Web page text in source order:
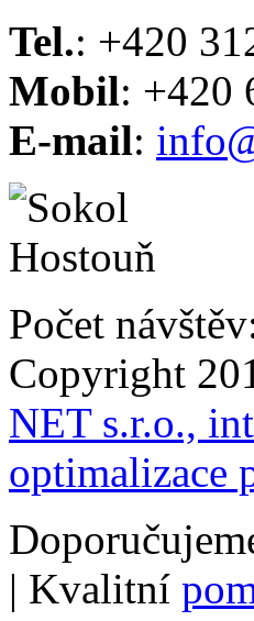
Tel.: +420
Mobil: +420
E-mail:
Počet
Copyright
NET s.r.o.,
optimalizace
| Kvalitní